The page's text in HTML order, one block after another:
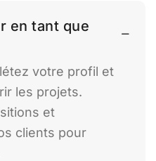
en tant que
votre profil et
les projets.
et
clients pour